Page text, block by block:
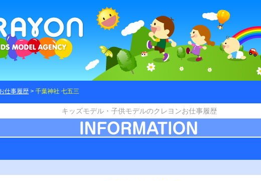
仕事履歴 > 千葉神社 七五三
キッズモデル・子供モデルのクレヨンお仕事履歴